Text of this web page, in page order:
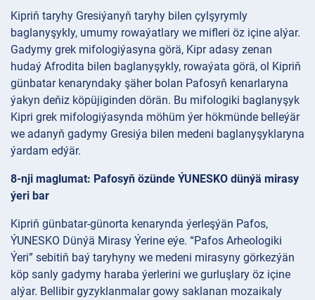
Kipriň taryhy Gresiýanyň taryhy bilen çylşyrymly
baglanyşykly, umumy rowaýatlary we mifleri öz içine alýar.
Gadymy grek mifologiýasyna görä, Kipr adasy zenan
hudaý Afrodita bilen baglanyşykly, rowaýata görä, ol Kipriň
günbatar kenaryndaky şäher bolan Pafosyň kenarlaryna
ýakyn deňiz köpüjiginden dörän. Bu mifologiki baglanyşyk
Kipri grek mifologiýasynda möhüm ýer hökmünde belleýär
we adanyň gadymy Gresiýa bilen medeni baglanyşyklaryna
ýardam edýär.
8-nji maglumat: Pafosyň özünde ÝUNESKO dünýä mirasy
ýeri bar
Kipriň günbatar-günorta kenarynda ýerleşýän Pafos,
ÝUNESKO Dünýä Mirasy Ýerine eýe. “Pafos Arheologiki
Ýeri” sebitiň baý taryhyny we medeni mirasyny görkezýän
köp sanly gadymy haraba ýerlerini we gurluşlary öz içine
alýar. Bellibir gyzyklanmalar gowy saklanan mozaikaly